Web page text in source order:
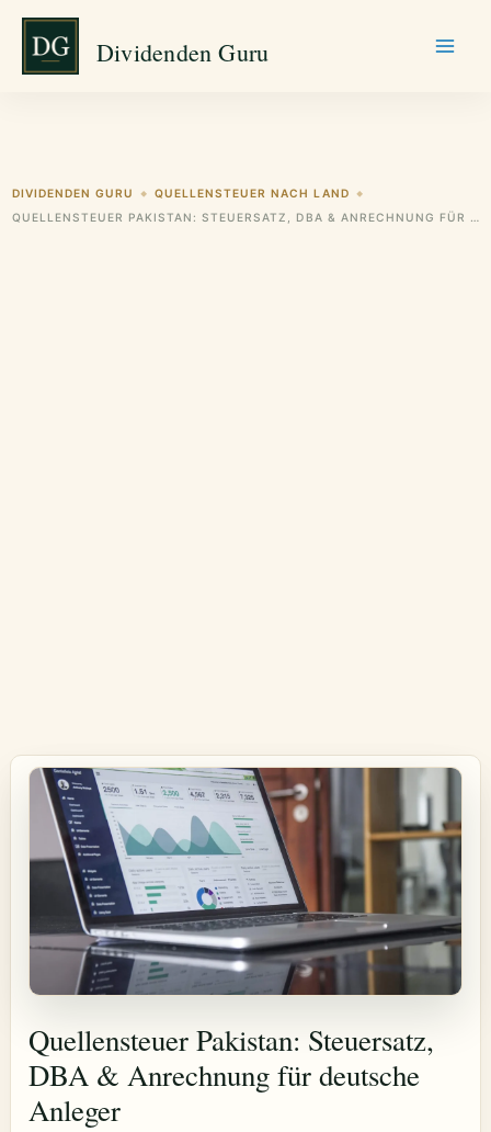
Zum
springen
Dividenden Guru
DIVIDENDEN GURU ◆ QUELLENSTEUER NACH LAND ◆
QUELLENSTEUER PAKISTAN: STEUERSATZ, DBA & ANRECHNUNG FÜR DEUTSCHE ANLEGER
Quellensteuer Pakistan: Steuersatz,
DBA & Anrechnung für deutsche
Anleger